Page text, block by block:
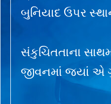
બુનિયાદ ઉપર
સંકુચિતતાના
જીવનમાં જ્યાં એ